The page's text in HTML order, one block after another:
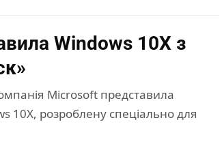
Windows 10X з
Microsoft представила
10X, розроблену спеціально для